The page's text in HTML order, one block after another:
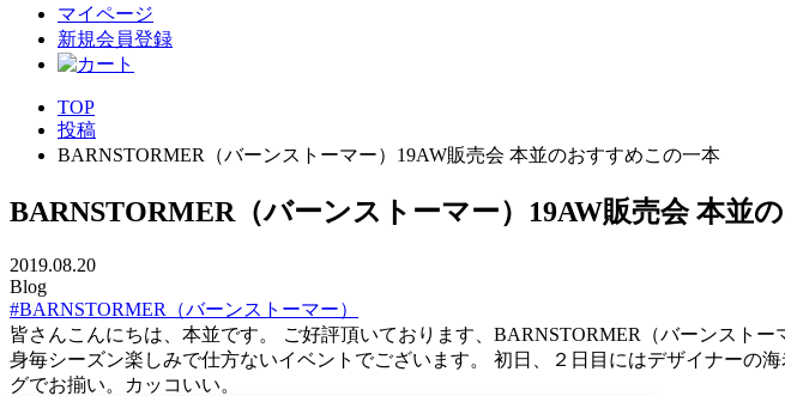
マイページ
新規会員登録
TOP
投稿
BARNSTORMER（バーンストーマー）19AW販売会 本並のおすすめこの一本
BARNSTORMER（バーンストーマー）19AW販売会 本並
2019.08.20
Blog
#BARNSTORMER（バーンストーマー）
皆さんこんにちは、本並です。 ご好評頂いております、BARNSTORMER（バーンスト
身毎シーズン楽しみで仕方ないイベントでございます。 初日、２日目にはデザイナーの
グでお揃い。カッコいい。